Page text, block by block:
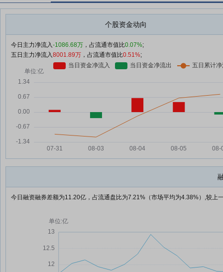
个股资金动向
今日主力净流入-1086.68万 ，占流通市值比0.07%;
五日主力净流入8001.89万 ，占流通市值比0.51%;
今日融资融券差额为11.20亿，占流通盘比为7.21%（市场平均为4.38%）,较上